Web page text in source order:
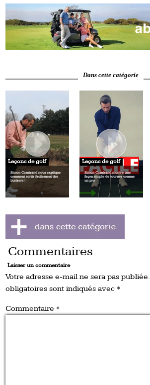
Dans cette catégorie
Leçons de golf
Simon Camirand nous explique
comment sortir facilement des
bunkers !
Leçons de golf
Simon Camirand montre une
façon simple de tourner comme
un pro
Commentaires
Laisser un commentaire
Votre adresse e-mail ne sera pas publiée.
obligatoires sont indiqués avec *
Commentaire *